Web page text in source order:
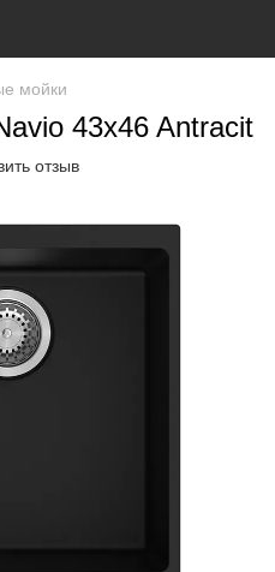
мойки
43x46 Antracit
отзыв